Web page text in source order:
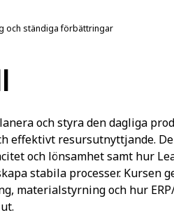
och ständiga förbättringar
och styra den dagliga
effektivt resursutnyttjande.
och lönsamhet samt hur
stabila processer. Kursen
materialstyrning och hur